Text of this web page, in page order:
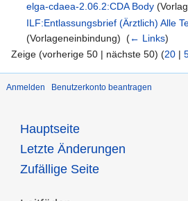
elga-cdaea-2.06.2:CDA Body
ILF:Entlassungsbrief (Ärztlich) Alle
(Vorlageneinbindung) ‎(← Links)
Zeige (vorherige 50 | nächste 50) (20 |
Anmelden Benutzerkonto beantragen
Hauptseite
Letzte Änderungen
Zufällige Seite